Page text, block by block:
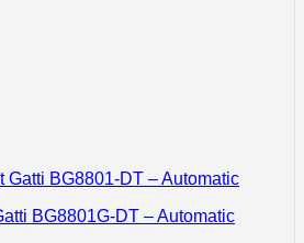
BG8801G-DT – Automatic